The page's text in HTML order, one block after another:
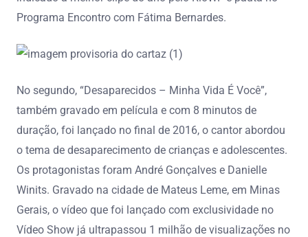
Programa Encontro com Fátima Bernardes.
No segundo, “Desaparecidos – Minha Vida É Você”,
também gravado em película e com 8 minutos de
duração, foi lançado no final de 2016, o cantor abordou
o tema de desaparecimento de crianças e adolescentes.
Os protagonistas foram André Gonçalves e Danielle
Winits. Gravado na cidade de Mateus Leme, em Minas
Gerais, o vídeo que foi lançado com exclusividade no
Vídeo Show já ultrapassou 1 milhão de visualizações no